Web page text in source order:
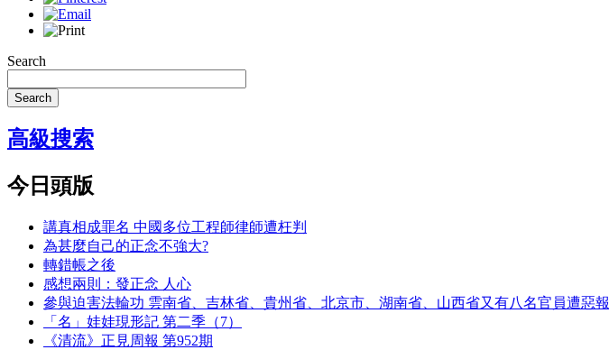
Search
Search
高級搜索
今日頭版
講真相成罪名 中國多位工程師律師遭枉判
為甚麼自己的正念不強大?
轉錯帳之後
感想兩則：發正念 人心
參與迫害法輪功 雲南省、吉林省、貴州省、北京市、湖南省、山西省又有八名官員遭惡報
「名」娃娃現形記 第二季（7）
《清流》正見周報 第952期